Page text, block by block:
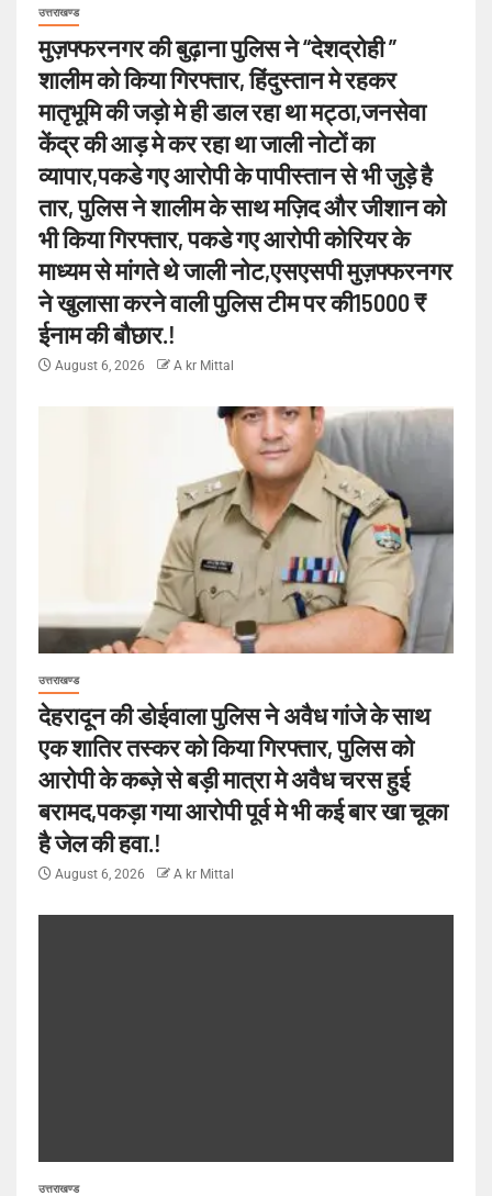
उत्तराखण्ड
मुज़फ्फरनगर की बुढ़ाना पुलिस ने “देशद्रोही ”
शालीम को किया गिरफ्तार, हिंदुस्तान मे रहकर
मातृभूमि की जड़ो मे ही डाल रहा था मट्ठा,जनसेवा
केंद्र की आड़ मे कर रहा था जाली नोटों का
व्यापार,पकडे गए आरोपी के पापीस्तान से भी जुड़े है
तार, पुलिस ने शालीम के साथ मज़िद और जीशान को
भी किया गिरफ्तार, पकडे गए आरोपी कोरियर के
माध्यम से मांगते थे जाली नोट,एसएसपी मुज़फ्फरनगर
ने खुलासा करने वाली पुलिस टीम पर की15000 ₹
ईनाम की बौछार.!
August 6, 2026 A kr Mittal
उत्तराखण्ड
देहरादून की डोईवाला पुलिस ने अवैध गांजे के साथ
एक शातिर तस्कर को किया गिरफ्तार, पुलिस को
आरोपी के कब्ज़े से बड़ी मात्रा मे अवैध चरस हुई
बरामद,पकड़ा गया आरोपी पूर्व मे भी कई बार खा चूका
है जेल की हवा.!
August 6, 2026 A kr Mittal
उत्तराखण्ड